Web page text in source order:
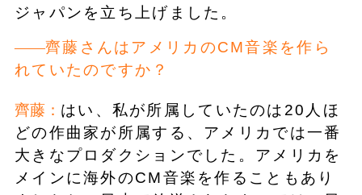
ジャパンを立ち上げました。
齊藤さんはアメリカのCM音楽を作ら
れていたのですか？
齊藤： はい、私が所属していたのは20人ほ
どの作曲家が所属する、アメリカでは一番
大きなプロダクションでした。アメリカを
メインに海外のCM音楽を作ることもあり